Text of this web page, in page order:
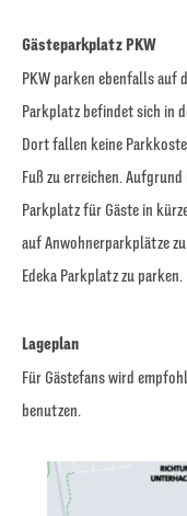
Gästeparkplatz PKW
PKW parken ebenfalls auf
Parkplatz befindet sich in
Dort fallen keine
Fuß zu erreichen.
Parkplatz für Gäste in
auf Anwohnerparkplätze
Edeka Parkplatz zu
Lageplan
Für Gästefans wird
benutzen.